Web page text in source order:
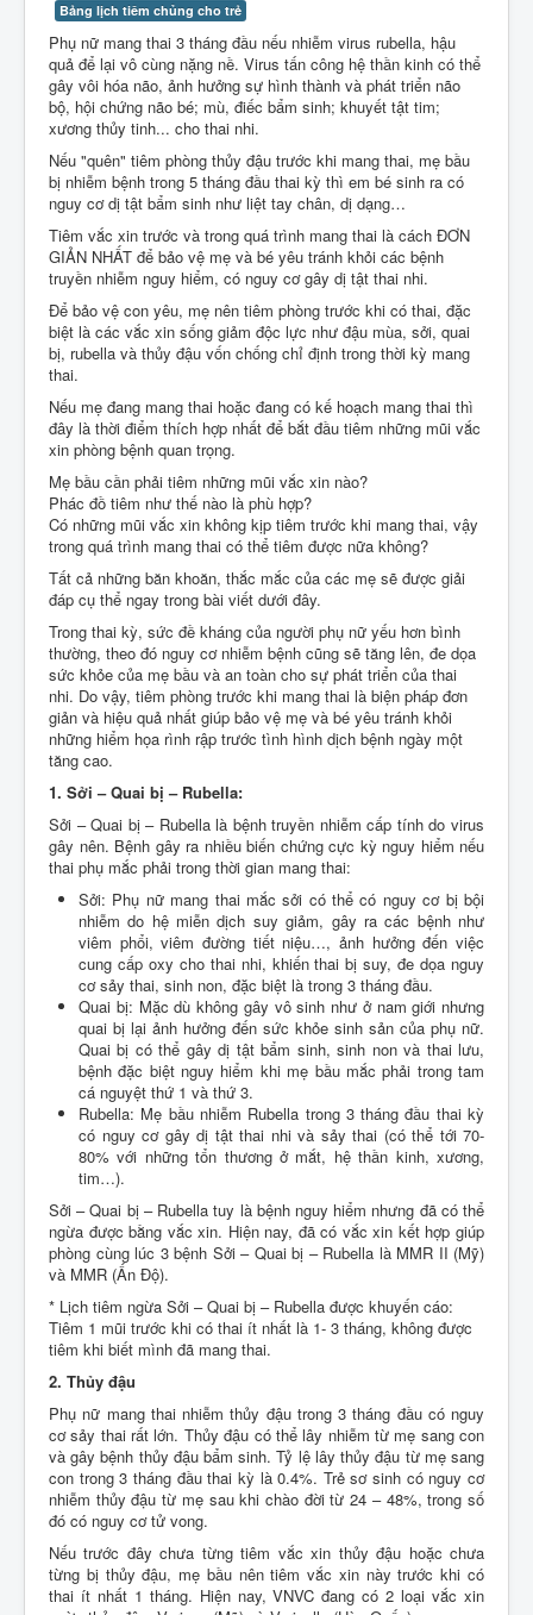
Liên Hệ
Bảng lịch tiêm chủng cho trẻ
Phụ nữ mang thai 3 tháng đầu nếu nhiễm virus rubella, hậu
quả để lại vô cùng nặng nề. Virus tấn công hệ thần kinh có thể
gây vôi hóa não, ảnh hưởng sự hình thành và phát triển não
bộ, hội chứng não bé; mù, điếc bẩm sinh; khuyết tật tim;
xương thủy tinh... cho thai nhi.
Nếu "quên" tiêm phòng thủy đậu trước khi mang thai, mẹ bầu
bị nhiễm bệnh trong 5 tháng đầu thai kỳ thì em bé sinh ra có
nguy cơ dị tật bẩm sinh như liệt tay chân, dị dạng…
Tiêm vắc xin trước và trong quá trình mang thai là cách ĐƠN
GIẢN NHẤT để bảo vệ mẹ và bé yêu tránh khỏi các bệnh
truyền nhiễm nguy hiểm, có nguy cơ gây dị tật thai nhi.
Để bảo vệ con yêu, mẹ nên tiêm phòng trước khi có thai, đặc
biệt là các vắc xin sống giảm độc lực như đậu mùa, sởi, quai
bị, rubella và thủy đậu vốn chống chỉ định trong thời kỳ mang
thai.
Nếu mẹ đang mang thai hoặc đang có kế hoạch mang thai thì
đây là thời điểm thích hợp nhất để bắt đầu tiêm những mũi vắc
xin phòng bệnh quan trọng.
Mẹ bầu cần phải tiêm những mũi vắc xin nào?
Phác đồ tiêm như thế nào là phù hợp?
Có những mũi vắc xin không kịp tiêm trước khi mang thai, vậy
trong quá trình mang thai có thể tiêm được nữa không?
Tất cả những băn khoăn, thắc mắc của các mẹ sẽ được giải
đáp cụ thể ngay trong bài viết dưới đây.
Trong thai kỳ, sức đề kháng của người phụ nữ yếu hơn bình
thường, theo đó nguy cơ nhiễm bệnh cũng sẽ tăng lên, đe dọa
sức khỏe của mẹ bầu và an toàn cho sự phát triển của thai
nhi. Do vậy, tiêm phòng trước khi mang thai là biện pháp đơn
giản và hiệu quả nhất giúp bảo vệ mẹ và bé yêu tránh khỏi
những hiểm họa rình rập trước tình hình dịch bệnh ngày một
tăng cao.
1. Sởi – Quai bị – Rubella:
Sởi – Quai bị – Rubella là bệnh truyền nhiễm cấp tính do virus
gây nên. Bệnh gây ra nhiều biến chứng cực kỳ nguy hiểm nếu
thai phụ mắc phải trong thời gian mang thai:
Sởi: Phụ nữ mang thai mắc sởi có thể có nguy cơ bị bội
nhiễm do hệ miễn dịch suy giảm, gây ra các bệnh như
viêm phổi, viêm đường tiết niệu…, ảnh hưởng đến việc
cung cấp oxy cho thai nhi, khiến thai bị suy, đe dọa nguy
cơ sảy thai, sinh non, đặc biệt là trong 3 tháng đầu.
Quai bị: Mặc dù không gây vô sinh như ở nam giới nhưng
quai bị lại ảnh hưởng đến sức khỏe sinh sản của phụ nữ.
Quai bị có thể gây dị tật bẩm sinh, sinh non và thai lưu,
bệnh đặc biệt nguy hiểm khi mẹ bầu mắc phải trong tam
cá nguyệt thứ 1 và thứ 3.
Rubella: Mẹ bầu nhiễm Rubella trong 3 tháng đầu thai kỳ
có nguy cơ gây dị tật thai nhi và sảy thai (có thể tới 70-
80% với những tổn thương ở mắt, hệ thần kinh, xương,
tim…).
Sởi – Quai bị – Rubella tuy là bệnh nguy hiểm nhưng đã có thể
ngừa được bằng vắc xin. Hiện nay, đã có vắc xin kết hợp giúp
phòng cùng lúc 3 bệnh Sởi – Quai bị – Rubella là MMR II (Mỹ)
và MMR (Ấn Độ).
* Lịch tiêm ngừa Sởi – Quai bị – Rubella được khuyến cáo:
Tiêm 1 mũi trước khi có thai ít nhất là 1- 3 tháng, không được
tiêm khi biết mình đã mang thai.
2. Thủy đậu
Phụ nữ mang thai nhiễm thủy đậu trong 3 tháng đầu có nguy
cơ sảy thai rất lớn. Thủy đậu có thể lây nhiễm từ mẹ sang con
và gây bệnh thủy đậu bẩm sinh. Tỷ lệ lây thủy đậu từ mẹ sang
con trong 3 tháng đầu thai kỳ là 0.4%. Trẻ sơ sinh có nguy cơ
nhiễm thủy đậu từ mẹ sau khi chào đời từ 24 – 48%, trong số
đó có nguy cơ tử vong.
Nếu trước đây chưa từng tiêm vắc xin thủy đậu hoặc chưa
từng bị thủy đậu, mẹ bầu nên tiêm vắc xin này trước khi có
thai ít nhất 1 tháng. Hiện nay, VNVC đang có 2 loại vắc xin